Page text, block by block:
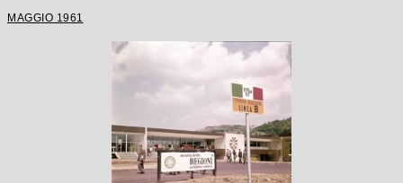
MAGGIO 1961